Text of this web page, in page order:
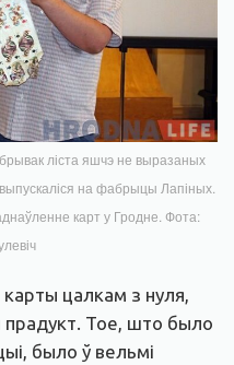
ліста яшчэ не выразаных
на фабрыцы Лапіных.
карт у Гродне. Фота:
цалкам з нуля,
прадукт. Тое, што было
было ў вельмі